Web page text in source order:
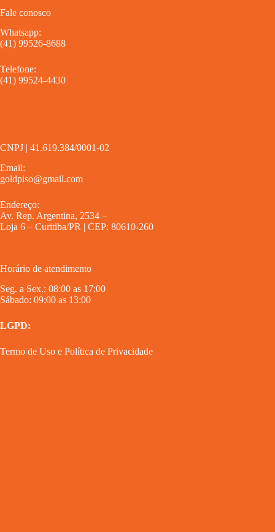
Fale conosco
Whatsapp:
(41) 99526-8688
Telefone:
(41) 99524-4430
CNPJ | 41.619.384/0001-02
Email:
goldpiso@gmail.com
Endereço:
Av. Rep. Argentina, 2534 –
Loja 6 – Curitiba/PR | CEP: 80610-260
Horário de atendimento
Seg. a Sex.: 08:00 as 17:00
Sábado: 09:00 as 13:00
LGPD:
Termo de Uso e Política de Privacidade